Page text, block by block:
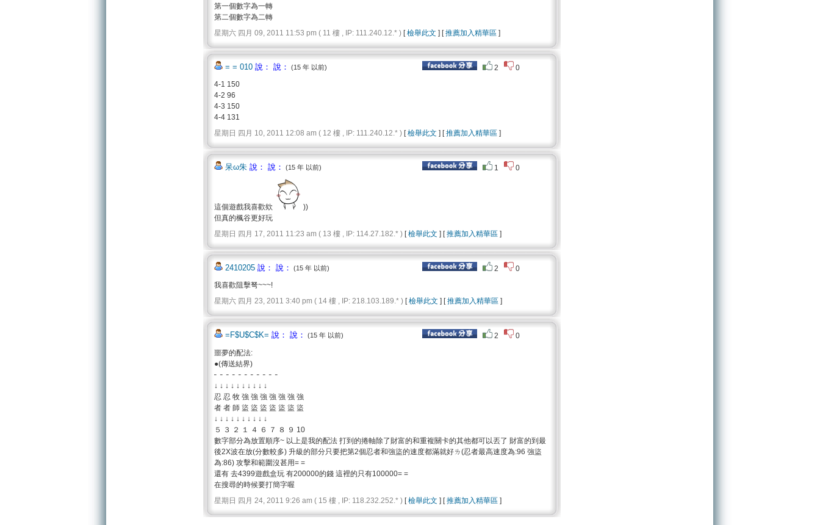
第一個數字為一轉
第二個數字為二轉
星期六 四月 09, 2011 11:53 pm ( 11 樓 , IP: 111.240.12.* ) [檢舉此文 ] [推薦加入精華區 ]
= = 010 說： 說： (15 年 以前) 2
0
4-1 150
4-2 96
4-3 150
4-4 131
星期日 四月 10, 2011 12:08 am ( 12 樓 , IP: 111.240.12.* ) [檢舉此文 ] [推薦加入精華區 ]
呆ω朱 說： 說： (15 年 以前) 1 0
這個遊戲我喜歡欸
))
但真的楓谷更好玩
星期日 四月 17, 2011 11:23 am ( 13 樓 , IP: 114.27.182.* ) [檢舉此文 ] [推薦加入精華區 ]
2410205 說： 說： (15 年 以前) 2
0
我喜歡阻擊弩~~~!
星期六 四月 23, 2011 3:40 pm ( 14 樓 , IP: 218.103.189.* ) [檢舉此文 ] [推薦加入精華區 ]
=F$U$C$K= 說： 說： (15 年 以前) 2
0
噩夢的配法:
●(傳送結界)
╴ ╴ ╴ ╴ ╴ ╴ ╴ ╴ ╴ ╴ ╴
↓ ↓ ↓ ↓ ↓ ↓ ↓ ↓ ↓ ↓
忍 忍 牧 強 強 強 強 強 強 強
者 者 師 盜 盜 盜 盜 盜 盜 盜
↓ ↓ ↓ ↓ ↓ ↓ ↓ ↓ ↓ ↓
５ ３ ２ １ ４ ６ ７ ８ ９ 10
數字部分為放置順序~ 以上是我的配法 打到的捲軸除了財富的和重複關卡的其他都可以丟了 財富的到最
後2X波在放(分數較多) 升級的部分只要把第2個忍者和強盜的速度都滿就好ㄌ(忍者最高速度為:96 強盜
為:86) 攻擊和範圍沒甚用= =
還有 去4399遊戲盒玩 有200000的錢 這裡的只有100000= =
在搜尋的時候要打簡字喔
星期日 四月 24, 2011 9:26 am ( 15 樓 , IP: 118.232.252.* ) [檢舉此文 ] [推薦加入精華區 ]